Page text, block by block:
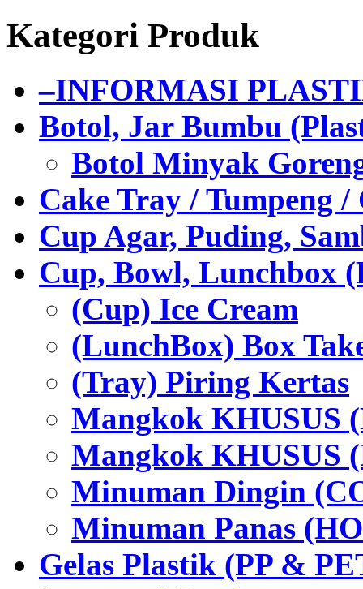
Kategori Produk
–INFORMASI
Botol, Jar Bumbu
Botol Minyak
Cake Tray / Tumpeng /
Cup Agar, Puding,
Cup, Bowl, Lunchbox
(Cup) Ice Cream
(LunchBox) Box
(Tray) Piring Kertas
Mangkok KHUSUS
Mangkok KHUSUS
Minuman Dingin
Minuman Panas
Gelas Plastik (PP &